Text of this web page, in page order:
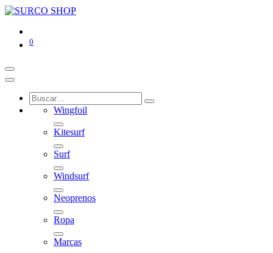
0
Wingfoil
Kitesurf
Surf
Windsurf
Neoprenos
Ropa
Marcas